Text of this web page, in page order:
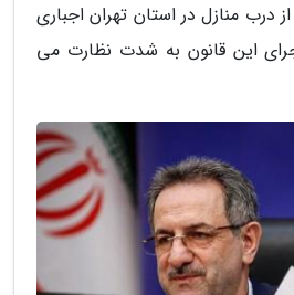
درب منازل در استان تهران اجباری
این قانون به شدت نظارت می